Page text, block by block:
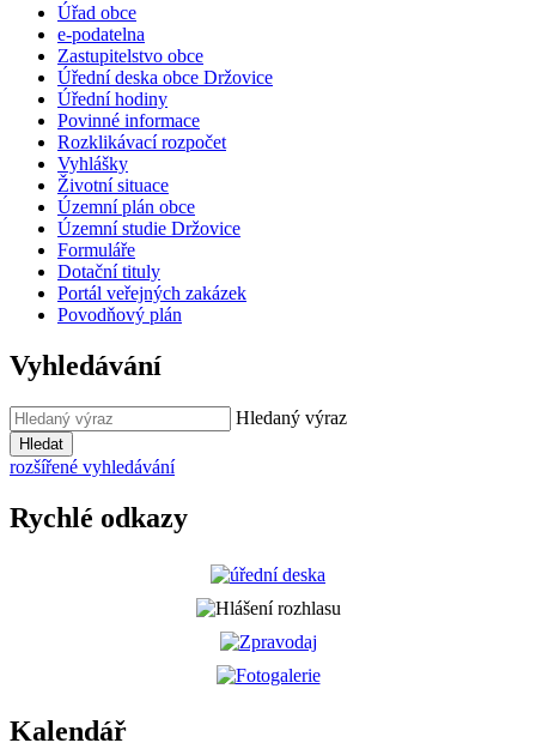
Úřad obce
e-podatelna
Zastupitelstvo obce
Úřední deska obce Držovice
Úřední hodiny
Povinné informace
Rozklikávací rozpočet
Vyhlášky
Životní situace
Územní plán obce
Územní studie Držovice
Formuláře
Dotační tituly
Portál veřejných zakázek
Povodňový plán
Vyhledávání
Hledaný výraz
Hledat
rozšířené vyhledávání
Rychlé odkazy
Kalendář